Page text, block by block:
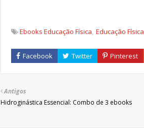
Ebooks Educação Física Educação Física
Antigos
Hidroginástica Essencial: Combo de 3 ebooks